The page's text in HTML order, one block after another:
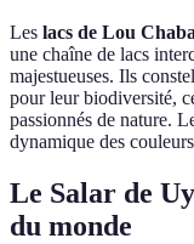
Les lacs de Lou
une chaîne de lacs
majestueuses. Ils
pour leur biodiversité,
passionnés de nature.
dynamique des
Le Salar de
du monde